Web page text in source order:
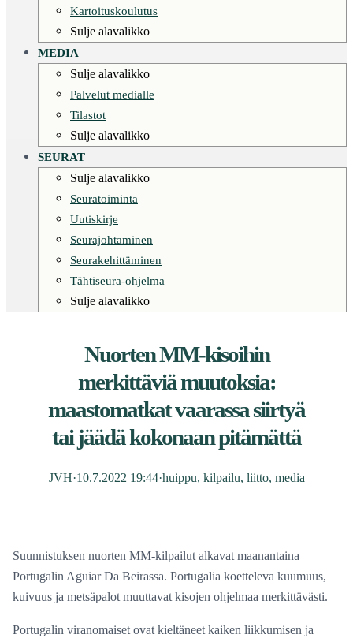
Kartoituskoulutus
Sulje alavalikko
MEDIA
Sulje alavalikko
Palvelut medialle
Tilastot
Sulje alavalikko
SEURAT
Sulje alavalikko
Seuratoiminta
Uutiskirje
Seurajohtaminen
Seurakehittäminen
Tähtiseura-ohjelma
Sulje alavalikko
Nuorten MM-kisoihin
merkittäviä muutoksia:
maastomatkat vaarassa siirtyä
tai jäädä kokonaan pitämättä
JVH·10.7.2022 19:44·huippu, kilpailu, liitto, media
Suunnistuksen nuorten MM-kilpailut alkavat maanantaina
Portugalin Aguiar Da Beirassa. Portugalia koetteleva kuumuus,
kuivuus ja metsäpalot muuttavat kisojen ohjelmaa merkittävästi.
Portugalin viranomaiset ovat kieltäneet kaiken liikkumisen ja